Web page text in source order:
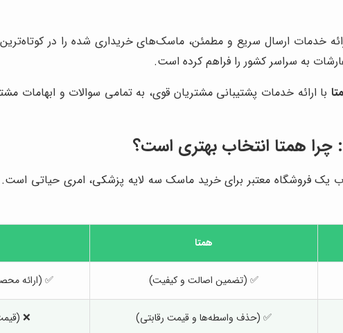
خدمات ارسال سریع و مطمئن، ماسک‌های خریداری شده را در
به سراسر کشور را فراهم کرده است.
با ارائه خدمات پشتیبانی مشتریان قوی، به تمامی سوالات و
چرا همتا انتخاب بهتری است؟
یک فروشگاه معتبر برای خرید ماسک سه لایه پزشکی، امری حیاتی است.
همتا
✅ (تضمین اصالت و کیفیت) ✅ (ارائه
✅ (حذف واسطه‌ها و قیمت رقابتی) ❌